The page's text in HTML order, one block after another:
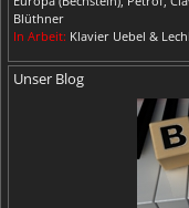
Blüthner
In Arbeit: Klavier Uebel &
Unser Blog